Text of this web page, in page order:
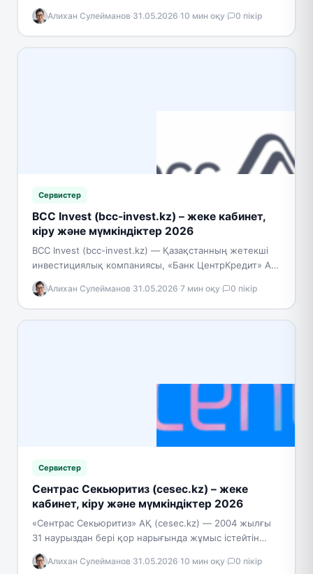
әлеуметтік қорғау министрлігі жанындағы «Еңбек
ресурстарын дамыту орталығы» АҚ…
Алихан Сулейманов·31.05.2026·10 мин оқу· 0 пікір
Сервистер
BCC Invest (bcc-invest.kz) – жеке кабинет,
кіру және мүмкіндіктер 2026
BCC Invest (bcc-invest.kz) — Қазақстанның жетекші
инвестициялық компаниясы, «Банк ЦентрКредит» АҚ-
ның (KASE: CCBN, S&P Global Ratings рейтингі BB-/B)
еншілес ұйымы. ҚР бағалы…
Алихан Сулейманов·31.05.2026·7 мин оқу· 0 пікір
Сервистер
Сентрас Секьюритиз (cesec.kz) – жеке
кабинет, кіру және мүмкіндіктер 2026
«Сентрас Секьюритиз» АҚ (cesec.kz) — 2004 жылғы
31 наурыздан бері қор нарығында жұмыс істейтін
Қазақстанның жетекші брокерлік және дилерлік
компаниясы. Елдегі бөлшек…
Алихан Сулейманов·31.05.2026·10 мин оқу· 0 пікір